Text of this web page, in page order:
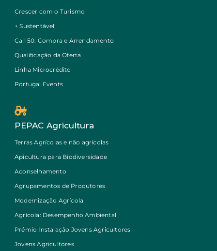
Crescer com o Turismo
+ Sustentável
Call 50: Compra e Arrendamento
Qualificação da Oferta
Linha Microcrédito
Portugal Events
PEPAC Agricultura
Terras Agrícolas e não agrícolas
Apicultura para Biodiversidade
Aconselhamento
Agrupamentos de Produtores
Modernização Agrícola
Agrícola: Desempenho Ambiental
Prémio Instalação Jovens Agricultores
Jovens Agricultores